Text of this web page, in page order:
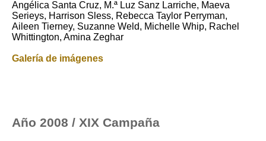
Angélica Santa Cruz, M.ª Luz Sanz Larriche, Maeva
Serieys, Harrison Sless, Rebecca Taylor Perryman,
Aileen Tierney, Suzanne Weld, Michelle Whip, Rachel
Whittington, Amina Zeghar
Galería de imágenes
Año 2008 / XIX Campaña